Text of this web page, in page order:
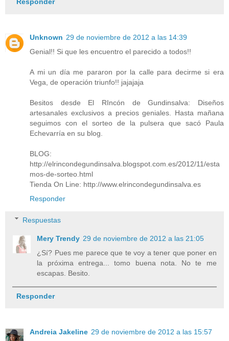
Responder
Unknown 29 de noviembre de 2012 a las 14:39
Genial!! Si que les encuentro el parecido a todos!!
A mi un día me pararon por la calle para decirme si era
Vega, de operación triunfo!! jajajaja
Besitos desde El RIncón de Gundinsalva: Diseños
artesanales exclusivos a precios geniales. Hasta mañana
seguimos con el sorteo de la pulsera que sacó Paula
Echevarría en su blog.
BLOG:
http://elrincondegundinsalva.blogspot.com.es/2012/11/esta
mos-de-sorteo.html
Tienda On Line: http://www.elrincondegundinsalva.es
Responder
Respuestas
Mery Trendy 29 de noviembre de 2012 a las 21:05
¿Sí? Pues me parece que te voy a tener que poner en
la próxima entrega... tomo buena nota. No te me
escapas. Besito.
Responder
Andreia Jakeline 29 de noviembre de 2012 a las 15:57